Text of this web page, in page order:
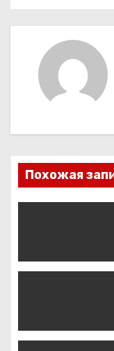
и
и
я
п
з
и
Похожая